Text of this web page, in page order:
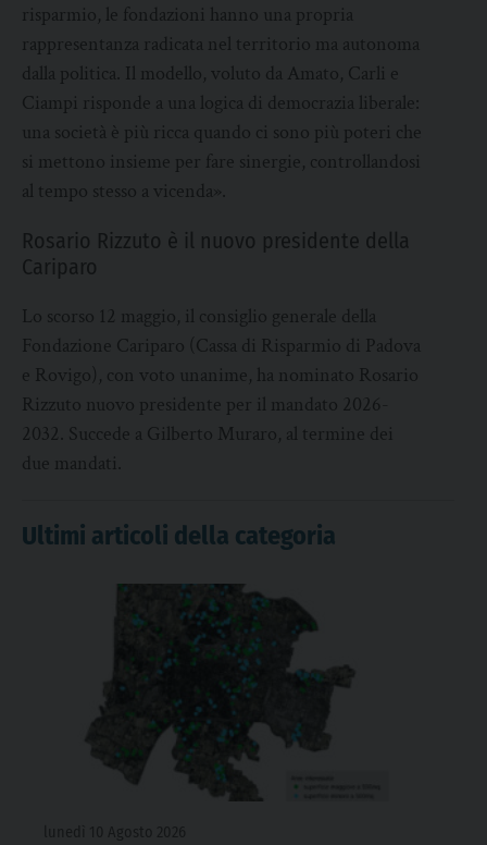
risparmio, le fondazioni hanno una propria
rappresentanza radicata nel territorio ma autonoma
dalla politica. Il modello, voluto da Amato, Carli e
Ciampi risponde a una logica di democrazia liberale:
una società è più ricca quando ci sono più poteri che
si mettono insieme per fare sinergie, controllandosi
al tempo stesso a vicenda».
Rosario Rizzuto è il nuovo presidente della
Cariparo
Lo scorso 12 maggio, il consiglio generale della
Fondazione Cariparo (Cassa di Risparmio di Padova
e Rovigo), con voto unanime, ha nominato Rosario
Rizzuto nuovo presidente per il mandato 2026-
2032. Succede a Gilberto Muraro, al termine dei
due mandati.
Ultimi articoli della categoria